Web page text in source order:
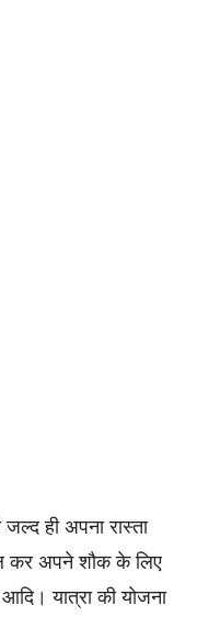
ही अपना रास्ता
अपने शौक के लिए
यात्रा की योजना